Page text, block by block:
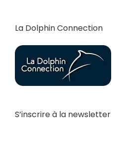
La Dolphin Connection
S’inscrire à la newsletter